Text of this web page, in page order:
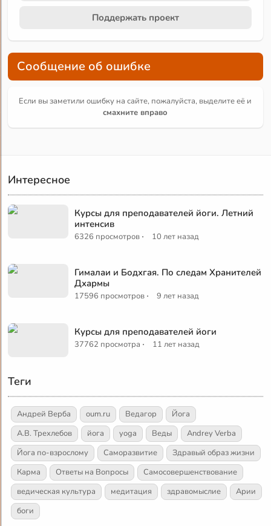
Поддержать проект
Сообщение об ошибке
Если вы заметили ошибку на сайте, пожалуйста, выделите её и
смахните вправо
Интересное
Курсы для преподавателей йоги. Летний
интенсив
6326 просмотров · 10 лет назад
Гималаи и Бодхгая. По следам Хранителей
Дхармы
17596 просмотров · 9 лет назад
Курсы для преподавателей йоги
37762 просмотра · 11 лет назад
Теги
Андрей Верба oum.ru Ведагор
Йога
А.В. Трехлебов
йога yoga Веды
Andrey Verba
Йога по-взрослому
Саморазвитие
Здравый образ жизни
Карма
Ответы на Вопросы
Самосовершенствование
ведическая культура
медитация здравомыслие
Арии
боги